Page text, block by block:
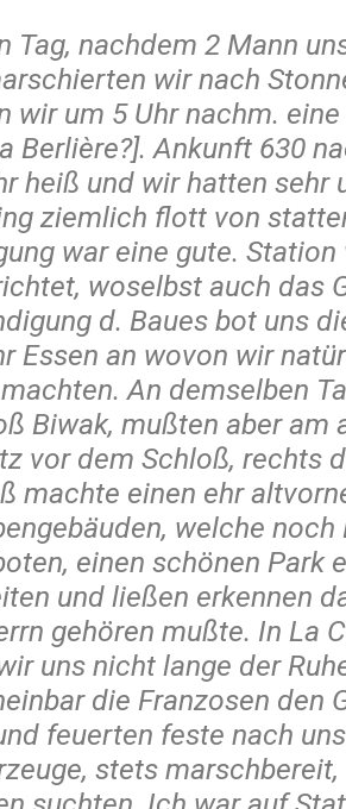
Tag, nachdem 2 Mann
wir nach
wir um 5 Uhr nachm.
Berlière?]. Ankunft 630
heiß und wir hatten sehr
ziemlich flott von
war eine gute.
woselbst auch das
d. Baues bot uns
Essen an wovon wir
An demselben
Biwak, mußten aber am
vor dem Schloß, rechts
machte einen ehr
welche noch
einen schönen Park
und ließen erkennen
gehören mußte. In La
uns nicht lange der
die Franzosen den
feuerten feste nach
stets